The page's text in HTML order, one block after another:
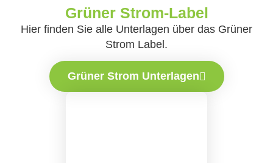
Grüner Strom-Label
Hier finden Sie alle Unterlagen über das Grüner
Strom Label.
Grüner Strom Unterlagen